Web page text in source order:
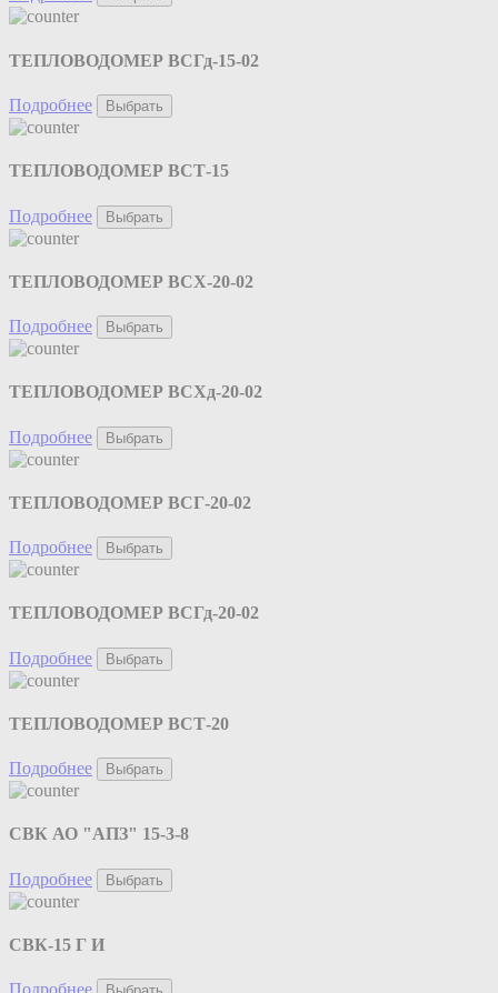
ТЕПЛОВОДОМЕР ВСГд-15-02
Подробнее Выбрать
ТЕПЛОВОДОМЕР ВСТ-15
Подробнее Выбрать
ТЕПЛОВОДОМЕР ВСХ-20-02
Подробнее Выбрать
ТЕПЛОВОДОМЕР ВСХд-20-02
Подробнее Выбрать
ТЕПЛОВОДОМЕР ВСГ-20-02
Подробнее Выбрать
ТЕПЛОВОДОМЕР ВСГд-20-02
Подробнее Выбрать
ТЕПЛОВОДОМЕР ВСТ-20
Подробнее Выбрать
СВК АО "АПЗ" 15-3-8
Подробнее Выбрать
СВК-15 Г И